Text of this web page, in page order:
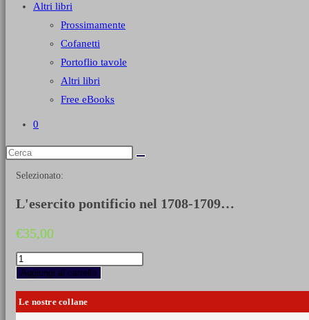
Altri libri
Prossimamente
Cofanetti
Portoflio tavole
Altri libri
Free eBooks
0
Selezionato:
L'esercito pontificio nel 1708-1709…
€35,00
L'esercito
pontificio
nel
1708-
1709
Aggiungi al carrello
Le nostre collane